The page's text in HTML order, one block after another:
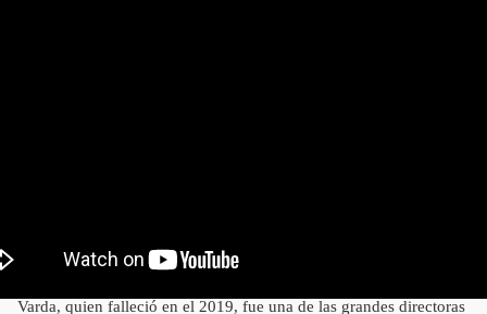
Varda, quien falleció en el 2019, fue una de las grandes directoras